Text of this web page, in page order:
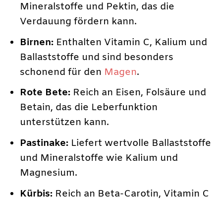
Mineralstoffe und Pektin, das die
Verdauung fördern kann.
Birnen: Enthalten Vitamin C, Kalium und
Ballaststoffe und sind besonders
schonend für den Magen.
Rote Bete: Reich an Eisen, Folsäure und
Betain, das die Leberfunktion
unterstützen kann.
Pastinake: Liefert wertvolle Ballaststoffe
und Mineralstoffe wie Kalium und
Magnesium.
Kürbis: Reich an Beta-Carotin, Vitamin C